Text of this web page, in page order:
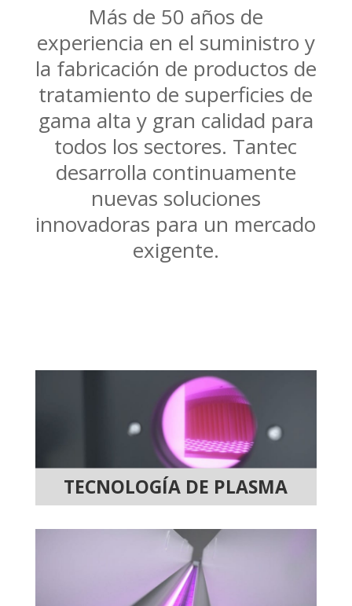
Más de 50 años de
experiencia en el suministro y
la fabricación de productos de
tratamiento de superficies de
gama alta y gran calidad para
todos los sectores. Tantec
desarrolla continuamente
nuevas soluciones
innovadoras para un mercado
exigente.
TECNOLOGÍA DE PLASMA